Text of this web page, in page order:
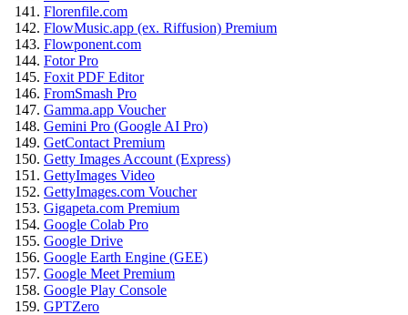
Florenfile.com
FlowMusic.app (ex. Riffusion) Premium
Flowponent.com
Fotor Pro
Foxit PDF Editor
FromSmash Pro
Gamma.app Voucher
Gemini Pro (Google AI Pro)
GetContact Premium
Getty Images Account (Express)
GettyImages Video
GettyImages.com Voucher
Gigapeta.com Premium
Google Colab Pro
Google Drive
Google Earth Engine (GEE)
Google Meet Premium
Google Play Console
GPTZero